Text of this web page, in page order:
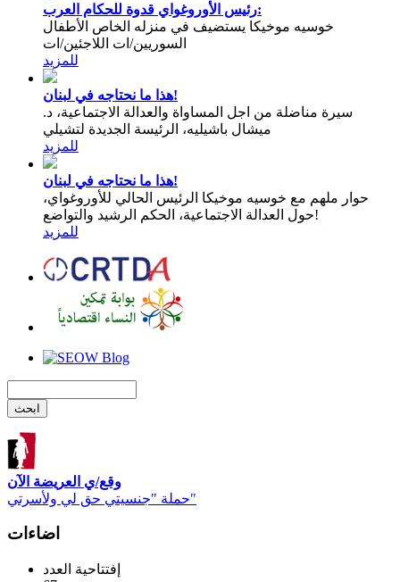
رئيس الأوروغواي قدوة للحكام العرب:
خوسيه موخيكا يستضيف في منزله الخاص الأطفال
السوريين/ات اللاجئين/ات
للمزيد
هذا ما نحتاجه في لبنان!
سيرة مناضلة من اجل المساواة والعدالة الاجتماعية، د.
ميشال باشيليه، الرئيسة الجديدة لتشيلي
للمزيد
هذا ما نحتاجه في لبنان!
حوار ملهم مع خوسيه موخيكا الرئيس الحالي للأوروغواي،
حول العدالة الاجتماعية، الحكم الرشيد والتواضع!
للمزيد
وقع/ي العريضة الآن
حملة "جنسيتي حق لي ولأسرتي"
اضاءات
إفتتاحية العدد